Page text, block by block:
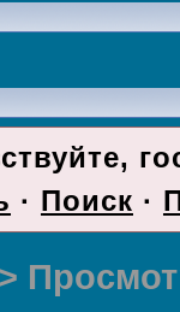
· Поиск ·
>